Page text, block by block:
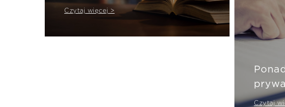
Czytaj więcej >
Czytaj